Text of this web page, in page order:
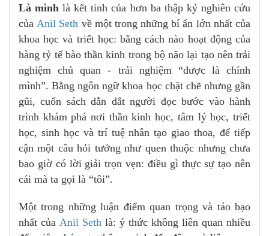
Là mình là kết tinh của hơn ba thập kỷ nghiên cứu
củaAnil Seth về một trong những bí ẩn lớn nhất của
khoa học và triết học: bằng cách nào hoạt động của
hàng tỷ tế bào thần kinh trong bộ não lại tạo nên trải
nghiệm chủ quan - trải nghiệm “được là chính
mình”. Bằng ngôn ngữ khoa học chặt chẽ nhưng gần
gũi, cuốn sách dẫn dắt người đọc bước vào hành
trình khám phá nơi thần kinh học, tâm lý học, triết
học, sinh học và trí tuệ nhân tạo giao thoa, để tiếp
cận một câu hỏi tưởng như quen thuộc nhưng chưa
bao giờ có lời giải trọn vẹn: điều gì thực sự tạo nên
cái mà ta gọi là “tôi”.
Một trong những luận điểm quan trọng và táo bạo
nhất của Anil Seth là: ý thức không liên quan nhiều